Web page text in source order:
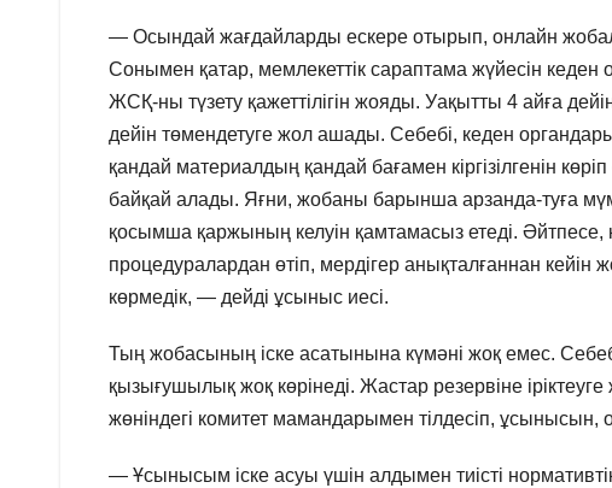
— Осындай жағдайларды ескере отырып, онлайн
Сонымен қатар, мемлекеттік сараптама жүйесін кеден
ЖСҚ-ны түзету қажеттілігін жояды. Уақытты 4 айға
дейін төмендетуге жол ашады. Себебі, кеден
қандай материалдың қандай бағамен кіргізілгенін
байқай алады. Яғни, жобаны барынша арзанда-туға
қосымша қаржының келуін қамтамасыз етеді. Әйтпесе,
процедуралардан өтіп, мердігер анықталғаннан
көрмедік, — дейді ұсыныс иесі.
Тың жобасының іске асатынына күмәні жоқ емес.
қызығушылық жоқ көрінеді. Жастар резервіне
жөніндегі комитет мамандарымен тілдесіп, ұсынысын,
— Ұсынысым іске асуы үшін алдымен тиісті